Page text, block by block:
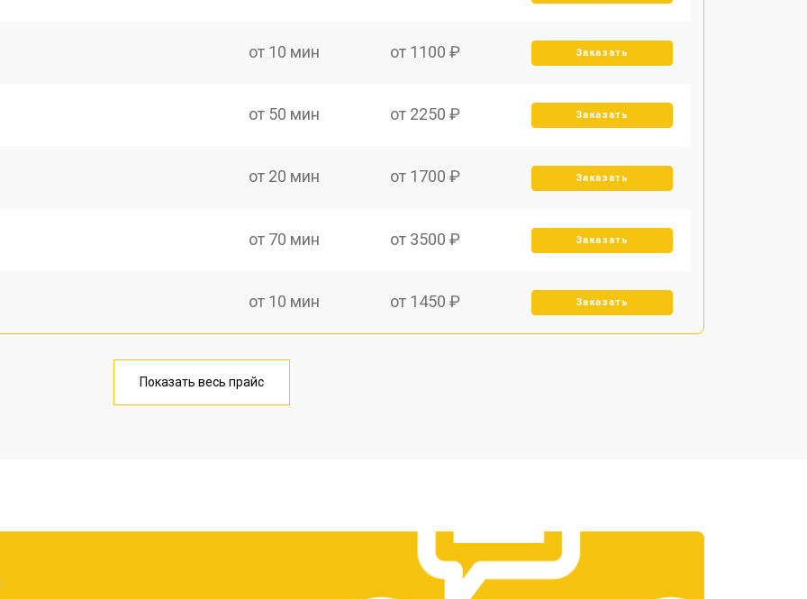
от 10 мин от 1100 ₽ Заказать
от 50 мин от 2250 ₽ Заказать
от 20 мин от 1700 ₽ Заказать
от 70 мин от 3500 ₽ Заказать
от 10 мин от 1450 ₽ Заказать
от 40 мин
от 3300 ₽
Показать весь прайс